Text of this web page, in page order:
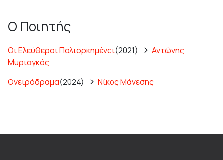
Ο Ποιητής
Οι Ελεύθεροι Πολιορκημένοι(2021)
Αντώνης
Μυριαγκός
Ονειρόδραμα(2024) Νίκος Μάνεσης